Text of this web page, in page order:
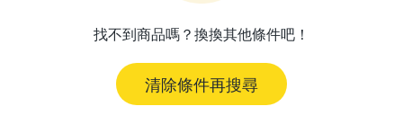
找不到商品嗎？換換其他條件吧！
清除條件再搜尋